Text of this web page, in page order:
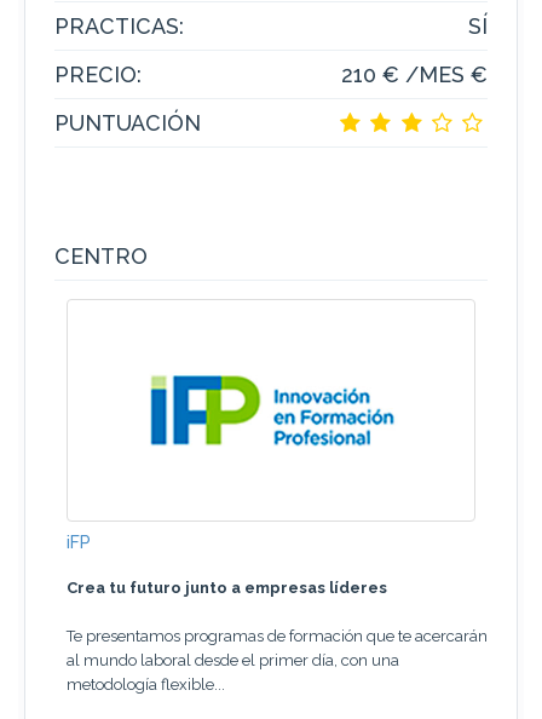
PRACTICAS:
SÍ
PRECIO:
210 € /MES €
PUNTUACIÓN
CENTRO
iFP
Crea tu futuro junto a empresas líderes
Te presentamos programas de formación que te acercarán
al mundo laboral desde el primer día, con una
metodología flexible...